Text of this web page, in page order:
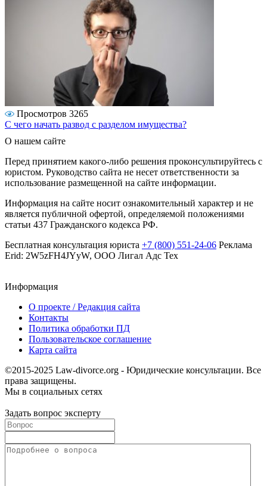
Просмотров 3265
С чего начать развод с разделом имущества?
О нашем сайте
Перед принятием какого-либо решения проконсультируйтесь с
юристом. Руководство сайта не несет ответственности за
использование размещенной на сайте информации.
Информация на сайте носит ознакомительный характер и не
является публичной офертой, определяемой положениями
статьи 437 Гражданского кодекса РФ.
Бесплатная консультация юриста +7 (800) 551-24-06 Реклама
Erid: 2W5zFH4JYyW, ООО Лигал Адс Тех
Информация
О проекте / Редакция сайта
Контакты
Политика обработки ПД
Пользовательское соглашение
Карта сайта
©2015-2025 Law-divorce.org - Юридические консультации. Все
права защищены.
Мы в социальных сетях
Задать вопрос эксперту